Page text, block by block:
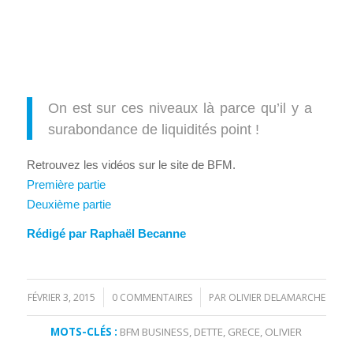
On est sur ces niveaux là parce qu’il y a
surabondance de liquidités point !
Retrouvez les vidéos sur le site de BFM.
Première partie
Deuxième partie
Rédigé par Raphaël Becanne
FÉVRIER 3, 2015
/ 0 COMMENTAIRES
/ PAR OLIVIER DELAMARCHE
MOTS-CLÉS : BFM BUSINESS, DETTE, GRECE, OLIVIER